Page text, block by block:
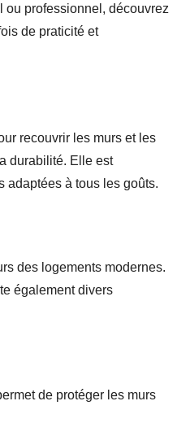
ou professionnel, découvrez
de praticité et
recouvrir les murs et les
durabilité. Elle est
adaptées à tous les goûts.
des logements modernes.
également divers
de protéger les murs